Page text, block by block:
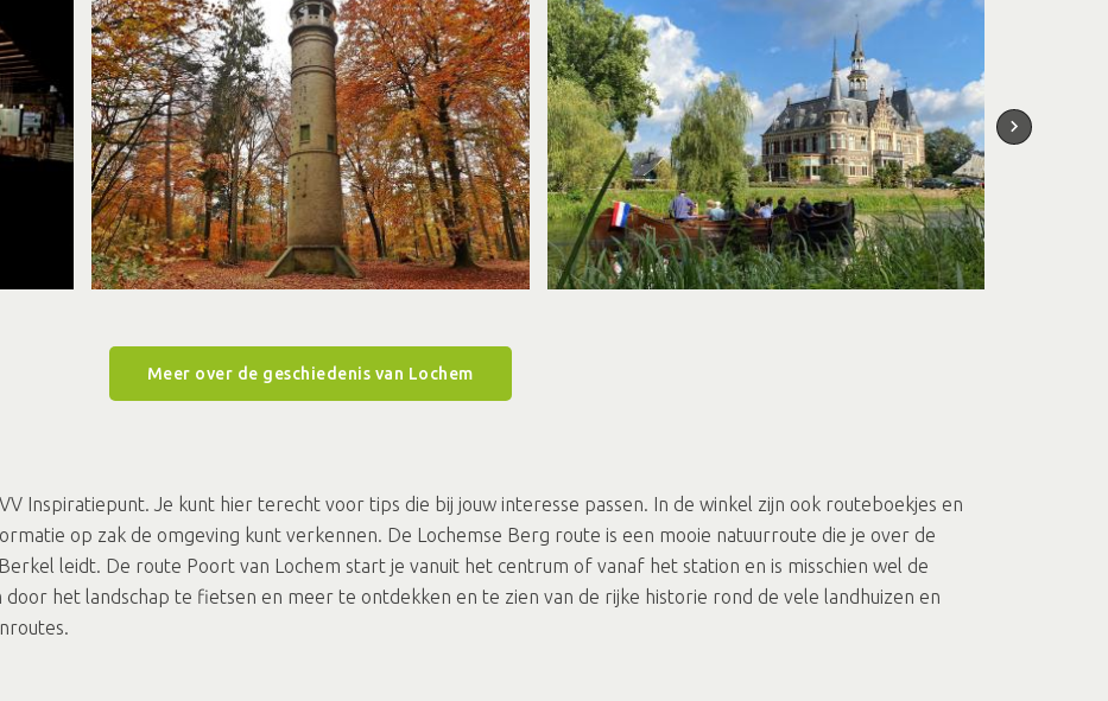
Meer over de geschiedenis van Lochem
Inspiratiepunt. Je kunt hier terecht voor tips die bij jouw interesse passen. In de winkel zijn ook routeboekjes en
op zak de omgeving kunt verkennen. De Lochemse Berg route is een mooie natuurroute die je over de
leidt. De route Poort van Lochem start je vanuit het centrum of vanaf het station en is misschien wel de
het landschap te fietsen en meer te ontdekken en te zien van de rijke historie rond de vele landhuizen en